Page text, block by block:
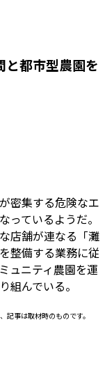
と都市型農園を
密集する危険なエ
っているようだ。
店舗が連なる「灘
整備する業務に従
ュニティ農園を運
組んでいる。
事は取材時のものです。